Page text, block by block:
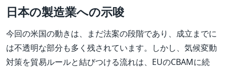
日本の製造業への示唆
今回の米国の動きは、まだ法案の段階であり、成立までに
は不透明な部分も多く残されています。しかし、気候変動
対策を貿易ルールと結びつける流れは、EUのCBAMに続